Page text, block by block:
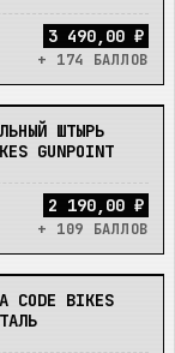
3 490,00 ₽
+ 174 БАЛЛОВ
ШТЫРЬ
GUNPOINT
2 190,00 ₽
+ 109 БАЛЛОВ
CODE BIKES